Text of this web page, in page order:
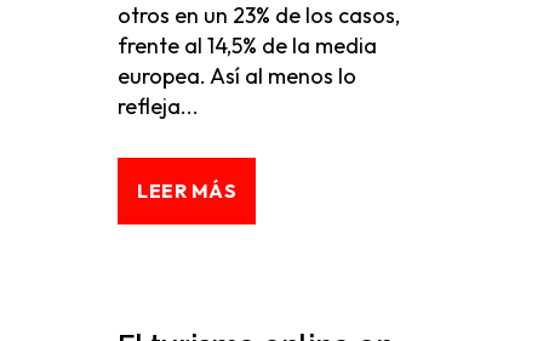
otros en un 23% de los casos,
frente al 14,5% de la media
europea. Así al menos lo
refleja...
LEER MÁS